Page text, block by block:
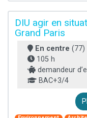
DIU agir en
Grand Paris
En centre (77)
105 h
demandeur
BAC+3/4